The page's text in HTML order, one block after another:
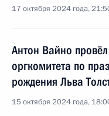
17 октября 2024 года,
Антон Вайно
оргкомитета по
рождения Льва
15 октября 2024 года,